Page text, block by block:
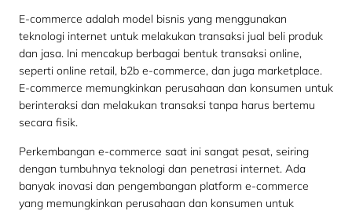
E-commerce adalah model bisnis yang menggunakan
teknologi internet untuk melakukan transaksi jual beli produk
dan jasa. Ini mencakup berbagai bentuk transaksi online,
seperti online retail, b2b e-commerce, dan juga marketplace.
E-commerce memungkinkan perusahaan dan konsumen untuk
berinteraksi dan melakukan transaksi tanpa harus bertemu
secara fisik.
Perkembangan e-commerce saat ini sangat pesat, seiring
dengan tumbuhnya teknologi dan penetrasi internet. Ada
banyak inovasi dan pengembangan platform e-commerce
yang memungkinkan perusahaan dan konsumen untuk